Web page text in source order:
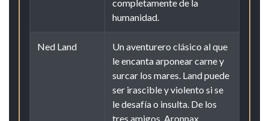
completamente de la
humanidad.
Ned Land
Un aventurero clásico al que
le encanta arponear carne y
surcar los mares. Land puede
ser irascible y violento si se
le desafía o insulta. De los
tres amigos, Aronnax,